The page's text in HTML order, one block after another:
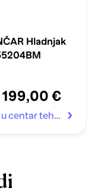
Hladnjak
199,00 €
Vidi u centar tehnike